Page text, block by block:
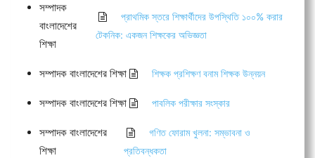
সম্পাদক
বাংলাদেশের
শিক্ষা
প্রাথমিক স্তরে শিক্ষার্থীদের উপস্থিতি ১০০% করার
টেকনিক: একজন শিক্ষকের অভিজ্ঞতা
সম্পাদক বাংলাদেশের শিক্ষা শিক্ষক প্রশিক্ষণ বনাম শিক্ষক উন্নয়ন
সম্পাদক বাংলাদেশের শিক্ষা পাবলিক পরীক্ষার সংস্কার
সম্পাদক বাংলাদেশের
শিক্ষা
গণিত ফোরাম খুলনা: সম্ভাবনা ও
প্রতিবন্ধকতা